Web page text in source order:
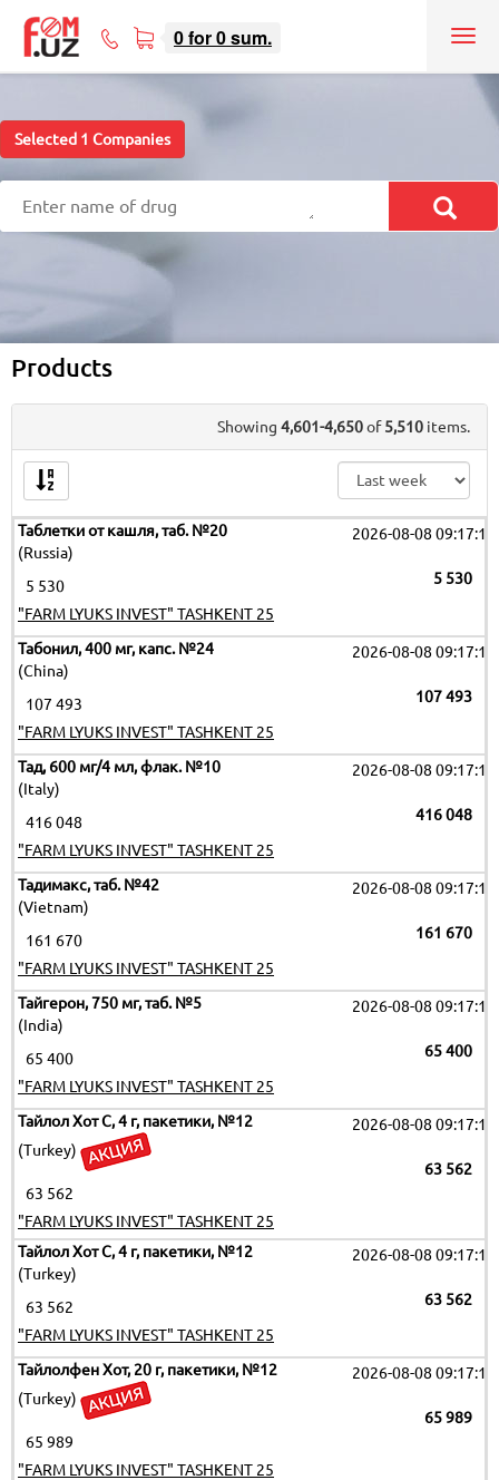
0for0sum.
207-
08
Selected 1 Companies
Products
Showing 4,601-4,650of5,510 items.
Таблетки от кашля, таб. №20
(Russia)
2026-08-08 09:17:19
5 530
5 530
"FARM LYUKS INVEST" TASHKENT 25
Табонил, 400 мг, капс. №24
(China)
2026-08-08 09:17:19
107 493
107 493
"FARM LYUKS INVEST" TASHKENT 25
Тад, 600 мг/4 мл, флак. №10
(Italy)
2026-08-08 09:17:19
416 048
416 048
"FARM LYUKS INVEST" TASHKENT 25
Тадимакс, таб. №42
(Vietnam)
2026-08-08 09:17:19
161 670
161 670
"FARM LYUKS INVEST" TASHKENT 25
Тайгерон, 750 мг, таб. №5
(India)
2026-08-08 09:17:19
65 400
65 400
"FARM LYUKS INVEST" TASHKENT 25
Тайлол Хот С, 4 г, пакетики, №12
(Turkey)
2026-08-08 09:17:19
63 562
63 562
"FARM LYUKS INVEST" TASHKENT 25
Тайлол Хот С, 4 г, пакетики, №12
(Turkey)
2026-08-08 09:17:19
63 562
63 562
"FARM LYUKS INVEST" TASHKENT 25
Тайлолфен Хот, 20 г, пакетики, №12
(Turkey)
2026-08-08 09:17:19
65 989
65 989
"FARM LYUKS INVEST" TASHKENT 25